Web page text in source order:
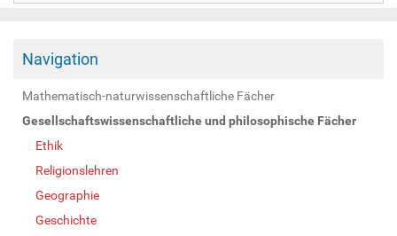
Navigation
Mathematisch-naturwissenschaftliche Fächer
Gesellschaftswissenschaftliche und philosophische Fächer
Ethik
Religionslehren
Geographie
Geschichte